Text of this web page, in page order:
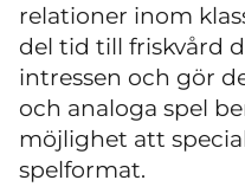
relationer inom
del tid till friskvård
intressen och gör
och analoga spel
möjlighet att
spelformat.